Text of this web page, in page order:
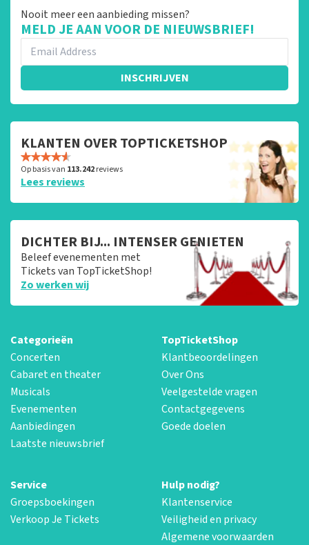
Nooit meer een aanbieding missen?
MELD JE AAN VOOR DE NIEUWSBRIEF!
INSCHRIJVEN
KLANTEN OVER TOPTICKETSHOP
Op basis van 113.242reviews
Lees reviews
DICHTER BIJ... INTENSER GENIETEN
Beleef evenementen met
Tickets van TopTicketShop!
Zo werken wij
Categorieën
Concerten
Cabaret en theater
Musicals
Evenementen
Aanbiedingen
Laatste nieuwsbrief
TopTicketShop
Klantbeoordelingen
Over Ons
Veelgestelde vragen
Contactgegevens
Goede doelen
Service
Groepsboekingen
Verkoop Je Tickets
Hulp nodig?
Klantenservice
Veiligheid en privacy
Algemene voorwaarden